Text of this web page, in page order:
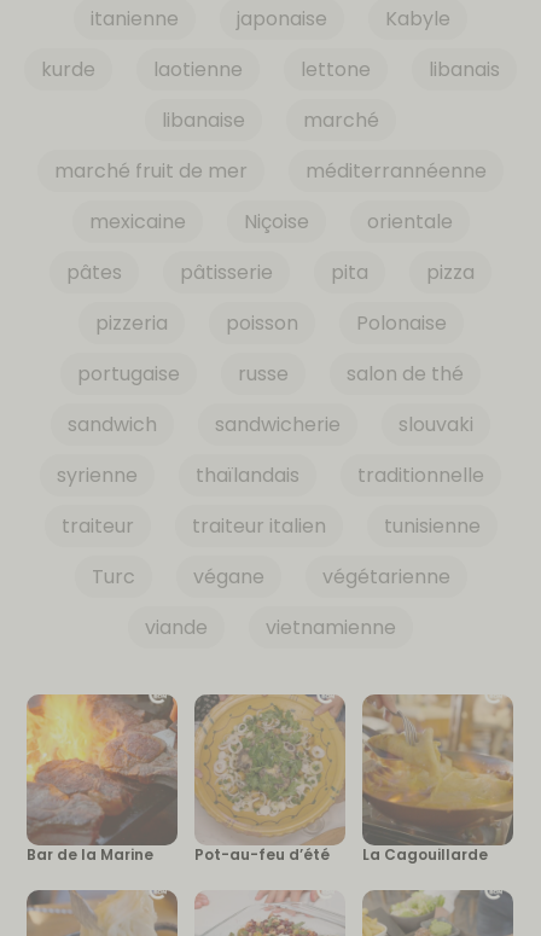
itanienne
japonaise
Kabyle
kurde
laotienne lettone
libanais
libanaise
marché
marché fruit de mer
méditerrannéenne
mexicaine
Niçoise
orientale
pâtes
pâtisserie pita
pizza
pizzeria
poisson
Polonaise
portugaise
russe
salon de thé
sandwich
sandwicherie
slouvaki
syrienne
thaïlandais
traditionnelle
traiteur
traiteur italien
tunisienne
Turc
végane
végétarienne
viande
vietnamienne
Bar de la Marine Pot-au-feu d’été La Cagouillarde